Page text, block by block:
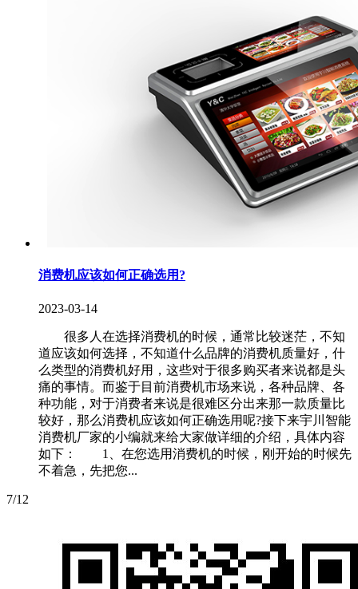
消费机应该如何正确选用?
2023-03-14
很多人在选择消费机的时候，通常比较迷茫，不知
道应该如何选择，不知道什么品牌的消费机质量好，什
么类型的消费机好用，这些对于很多购买者来说都是头
痛的事情。而鉴于目前消费机市场来说，各种品牌、各
种功能，对于消费者来说是很难区分出来那一款质量比
较好，那么消费机应该如何正确选用呢?接下来宇川智能
消费机厂家的小编就来给大家做详细的介绍，具体内容
如下： 1、在您选用消费机的时候，刚开始的时候先
不着急，先把您...
7/12